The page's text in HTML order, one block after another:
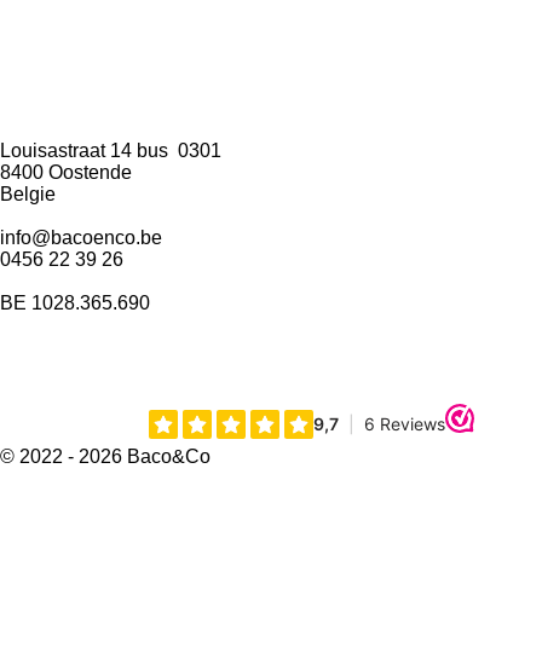
Louisastraat 14 bus 0301
8400 Oostende
Belgie
info@bacoenco.be
0456 22 39 26
BE 1028.365.690
a
© 2022 - 2026 Baco&Co